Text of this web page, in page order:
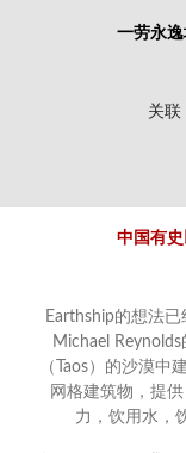
一劳永
关联
中国有
Earthship的想法
Michael
（Taos）的沙漠中
网格建筑物，提
力，饮用水，